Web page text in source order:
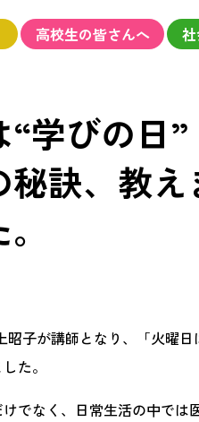
高校生の皆さんへ
学びの日
訣、教
子が講師となり、「火曜日
た。
でなく、日常生活の中では